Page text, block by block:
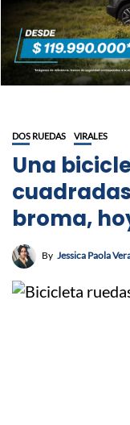
DOS RUEDAS VIRALES
Una
broma,
By Jessica Paola